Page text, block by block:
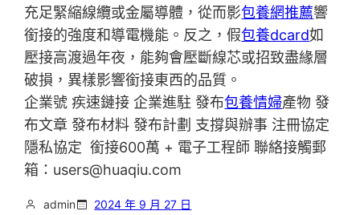
充足緊縮線纜或金屬導體，從而影包養網推薦響
銜接的強度和導電機能。反之，假包養dcard如
壓接高渡過年夜，能夠會壓斷線芯或招致盡緣層
破損，異樣影響銜接東西的品質。
企業號 疾速鏈接 企業進駐 發布包養情婦產物 發
布文章 發布材料 發布計劃 支撐與辦事 注冊協定
隱私協定 銜接600萬 + 電子工程師 聯絡接觸郵
箱：users@huaqiu.com
admin 2024 年 9 月 27 日